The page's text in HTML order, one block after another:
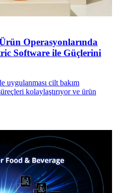
Operasyonlarında
Software ile Güçlerini
uygulanması cilt bakım
kolaylaştırıyor ve ürün